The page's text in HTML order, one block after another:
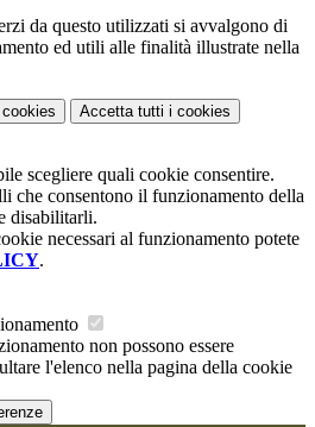
da questo utilizzati si avvalgono di
ed utili alle finalità illustrate nella
Accetta tutti i cookies
scegliere quali cookie consentire.
che consentono il funzionamento della
disabilitarli.
necessari al funzionamento potete
.
non possono essere
l'elenco nella pagina della cookie